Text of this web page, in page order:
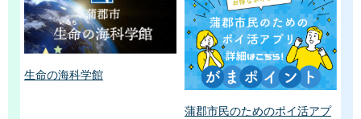
生命の海科学館
蒲郡市民のためのポイ活アプ